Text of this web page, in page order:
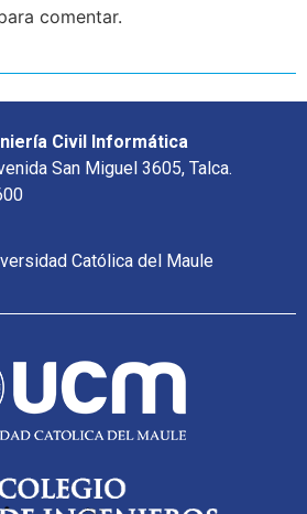
comentar.
Civil Informática
San Miguel 3605, Talca.
Católica del Maule